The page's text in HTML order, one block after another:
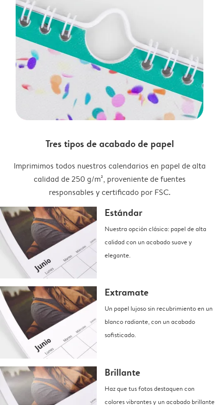
Tres tipos de acabado de papel
Imprimimos todos nuestros calendarios en papel de alta
calidad de 250 g/m², proveniente de fuentes
responsables y certificado por FSC.
Estándar
Nuestra opción clásica: papel de alta
calidad con un acabado suave y
elegante.
Extramate
Un papel lujoso sin recubrimiento en un
blanco radiante, con un acabado
sofisticado.
Brillante
Haz que tus fotos destaquen con
colores vibrantes y un acabado brillante